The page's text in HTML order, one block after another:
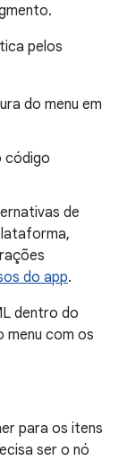
pelos
do menu em
código
de
do app.
dentro do
menu com os
para os itens
ser o nó